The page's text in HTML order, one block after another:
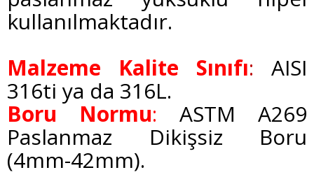
kullanılmaktadır.
Malzeme Kalite Sınıfı: AISI
316ti ya da 316L.
Boru Normu: ASTM A269
Paslanmaz Dikişsiz Boru
(4mm-42mm).